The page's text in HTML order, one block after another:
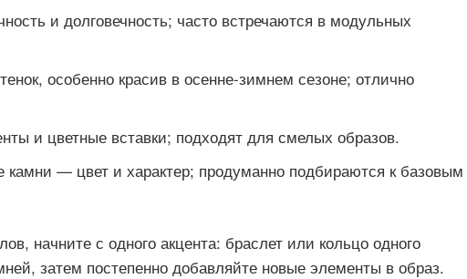
и долговечность; часто встречаются в модульных
особенно красив в осенне-зимнем сезоне; отлично
и цветные вставки; подходят для смелых образов.
камни — цвет и характер; продуманно подбираются к базовым
начните с одного акцента: браслет или кольцо одного
затем постепенно добавляйте новые элементы в образ.